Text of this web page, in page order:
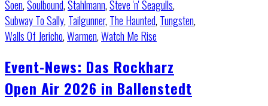
Soen,Soulbound,Stahlmann,Steve 'n' Seagulls,
Subway To Sally, Tailgunner, The Haunted, Tungsten,
Walls Of Jericho,Warmen,Watch Me Rise
Event-News: Das Rockharz
Open Air 2026 in Ballenstedt